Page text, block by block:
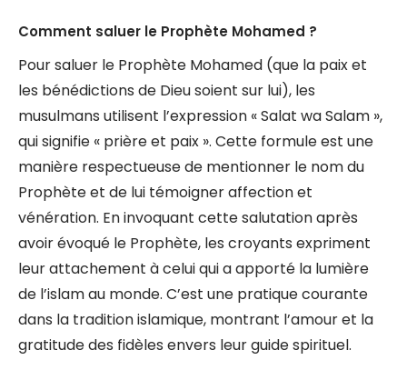
Comment saluer le Prophète Mohamed ?
Pour saluer le Prophète Mohamed (que la paix et
les bénédictions de Dieu soient sur lui), les
musulmans utilisent l’expression « Salat wa Salam »,
qui signifie « prière et paix ». Cette formule est une
manière respectueuse de mentionner le nom du
Prophète et de lui témoigner affection et
vénération. En invoquant cette salutation après
avoir évoqué le Prophète, les croyants expriment
leur attachement à celui qui a apporté la lumière
de l’islam au monde. C’est une pratique courante
dans la tradition islamique, montrant l’amour et la
gratitude des fidèles envers leur guide spirituel.